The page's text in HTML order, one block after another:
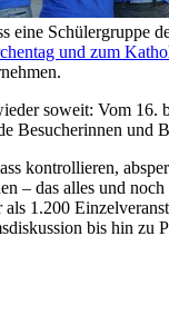
eine Schülergruppe
und zum
soweit: Vom 16.
Besucherinnen und
kontrollieren,
– das alles und
1.200
bis hin zu